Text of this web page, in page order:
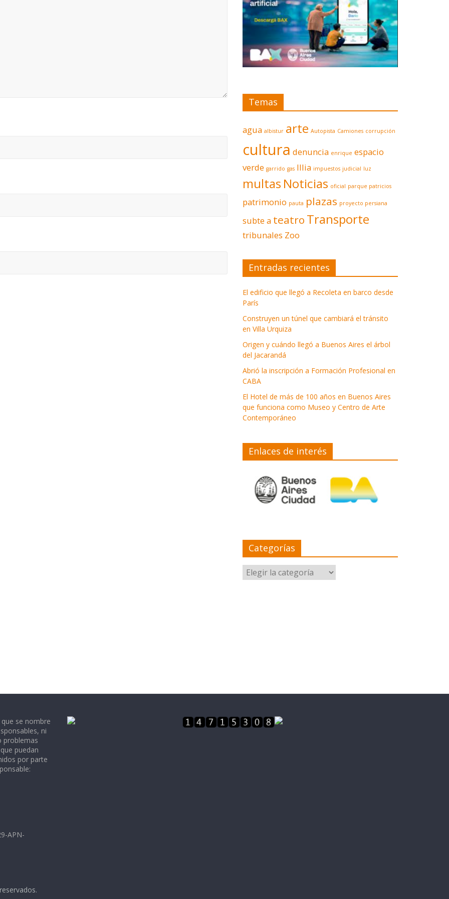
Temas
agua albistur arte Autopista Camiones corrupción
cultura denuncia enrique espacio
verde garrido gas Illia impuestos judicial luz
multas Noticias oficial parque patricios
patrimonio pauta plazas proyecto persiana
subte a teatro Transporte
tribunales Zoo
Entradas recientes
El edificio que llegó a Recoleta en barco desde
París
Construyen un túnel que cambiará el tránsito
en Villa Urquiza
Origen y cuándo llegó a Buenos Aires el árbol
del Jacarandá
Abrió la inscripción a Formación Profesional en
CABA
El Hotel de más de 100 años en Buenos Aires
que funciona como Museo y Centro de Arte
Contemporáneo
Enlaces de interés
Categorías
Categorías
se nombre
ni
problemas
puedan
por parte
APN-